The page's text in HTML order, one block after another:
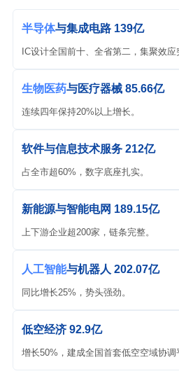
半导体与集成电路 139亿
IC设计全国前十、全省第二，集聚效应
生物医药与医疗器械 85.66亿
连续四年保持20%以上增长。
软件与信息技术服务 212亿
占全市超60%，数字底座扎实。
新能源与智能电网 189.15亿
上下游企业超200家，链条完整。
人工智能与机器人 202.07亿
同比增长25%，势头强劲。
低空经济 92.9亿
增长50%，建成全国首套低空空域协调